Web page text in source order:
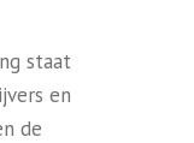
staat
en
de